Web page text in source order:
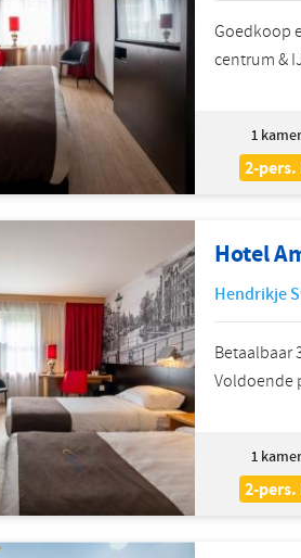
Hotel
Hendrikje
Betaalbaar
Voldoende
1
2-
Goedkoop
centrum &
1
2-